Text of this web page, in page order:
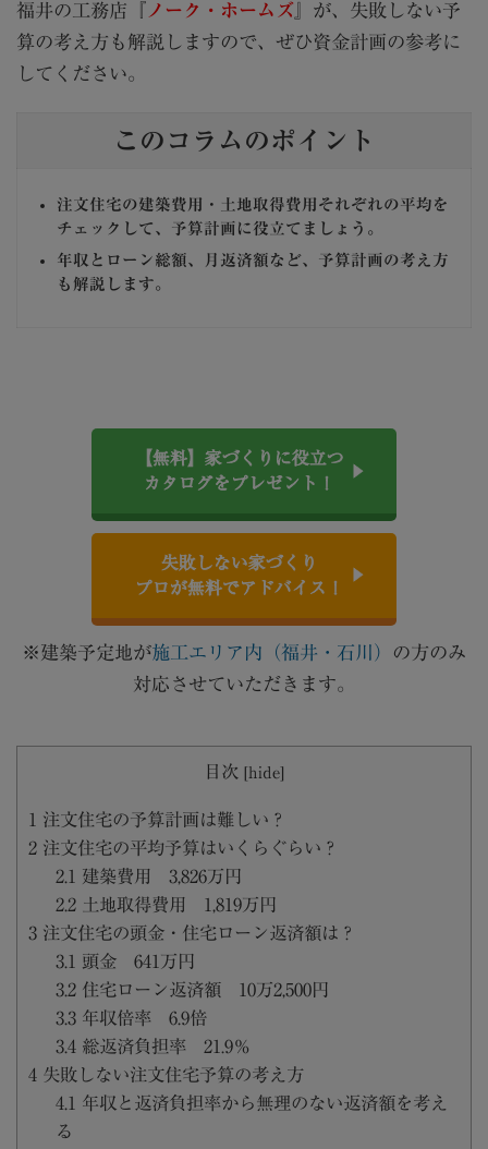
福井の工務店『 ノーク・ホームズ 』が、失敗しない予
算の考え方も解説しますので、ぜひ資金計画の参考に
してください。
このコラムのポイント
注文住宅の建築費用・土地取得費用それぞれの平均を
チェックして、予算計画に役立てましょう。
年収とローン総額、月返済額など、予算計画の考え方
も解説します。
【無料】家づくりに役立つ
カタログをプレゼント！
失敗しない家づくり
プロが無料でアドバイス！
※建築予定地が施工エリア内（福井・石川）
の方のみ
対応させていただきます。
目次 [hide]
1 注文住宅の予算計画は難しい？
2 注文住宅の平均予算はいくらぐらい？
2.1 建築費用 3,826万円
2.2土地取得費用 1,819万円
3 注文住宅の頭金・住宅ローン返済額は？
3.1 頭金 641万円
3.2住宅ローン返済額 10万2,500円
3.3年収倍率 6.9倍
3.4総返済負担率 21.9％
4 失敗しない注文住宅予算の考え方
4.1 年収と返済負担率から無理のない返済額を考え
る